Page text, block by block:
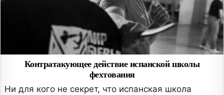
Контратакующее действие испанской школы
фехтования
Ни для кого не секрет, что испанская школа